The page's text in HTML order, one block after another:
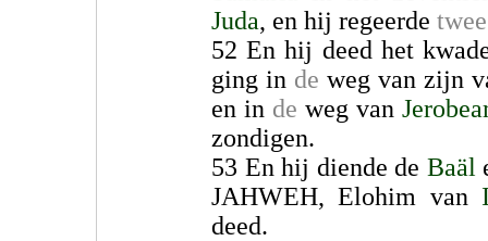
Juda, en hij regeerde twee
52 En hij deed het
ging in de weg van zijn
en in de weg van
zondigen.
53 En hij diende de Baäl
JAHWEH, Elohim van
deed.